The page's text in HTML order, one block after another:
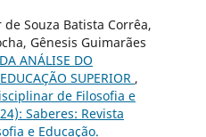
Souza Batista Corrêa,
Gênesis Guimarães
ANÁLISE DO
SUPERIOR ,
de Filosofia e
Saberes: Revista
e Educação.